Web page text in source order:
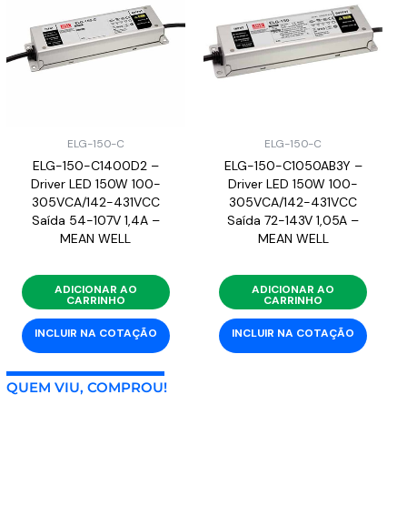
ELG-150-C
ELG-150-C1400D2 –
Driver LED 150W 100-
305VCA/142-431VCC
Saída 54-107V 1,4A –
MEAN WELL
ADICIONAR AO
CARRINHO
INCLUIR NA COTAÇÃO
ELG-150-C
ELG-150-C1050AB3Y –
Driver LED 150W 100-
305VCA/142-431VCC
Saída 72-143V 1,05A –
MEAN WELL
ADICIONAR AO
CARRINHO
INCLUIR NA COTAÇÃO
QUEM VIU, COMPROU!